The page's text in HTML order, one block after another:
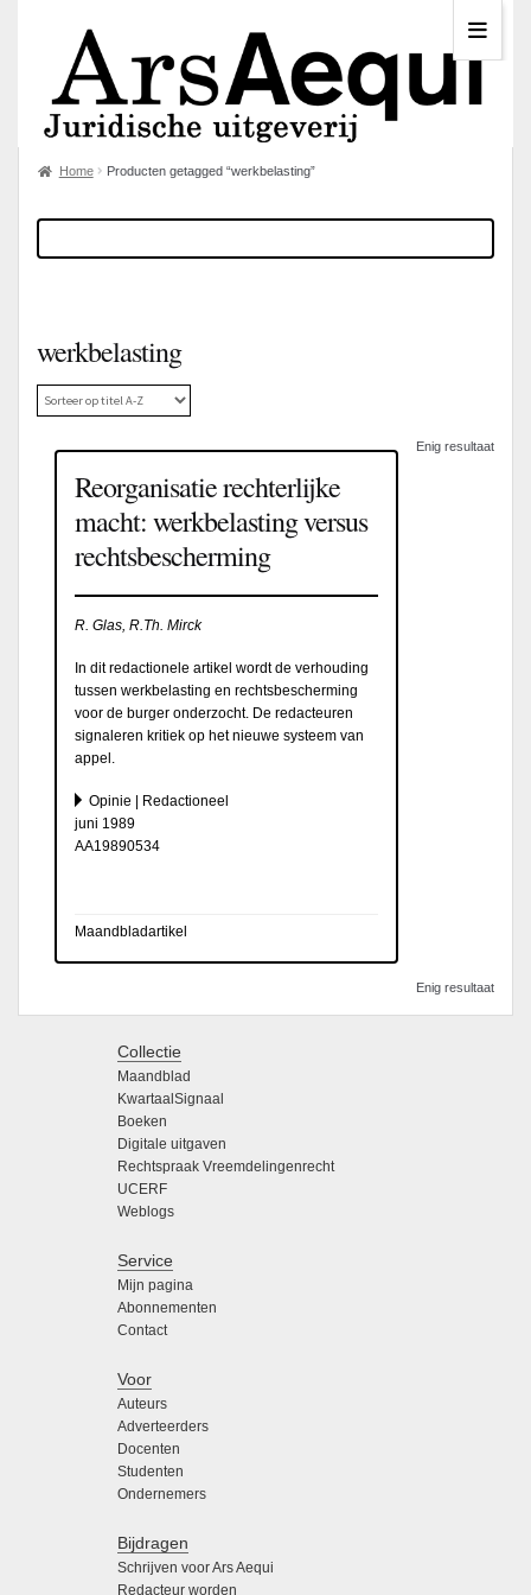
Home Producten getagged “werkbelasting”
werkbelasting
Enig resultaat
Reorganisatie rechterlijke
macht: werkbelasting versus
rechtsbescherming
R. Glas, R.Th. Mirck
In dit redactionele artikel wordt de verhouding
tussen werkbelasting en rechtsbescherming
voor de burger onderzocht. De redacteuren
signaleren kritiek op het nieuwe systeem van
appel.
Opinie | Redactioneel
juni 1989
AA19890534
Maandbladartikel
Enig resultaat
Collectie
Maandblad
KwartaalSignaal
Boeken
Digitale uitgaven
Rechtspraak Vreemdelingenrecht
UCERF
Weblogs
Service
Mijn pagina
Abonnementen
Contact
Voor
Auteurs
Adverteerders
Docenten
Studenten
Ondernemers
Bijdragen
Schrijven voor Ars Aequi
Redacteur worden